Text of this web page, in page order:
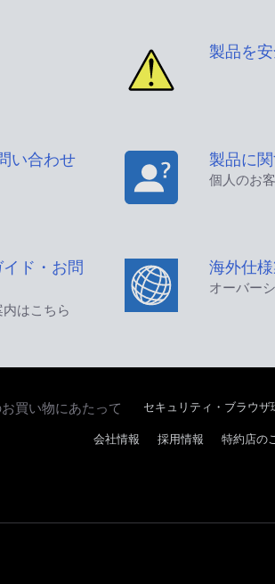
製品を
い合わせ 製品に
個人のお
ド・お問
はこちら
海外仕
オーバー
買い物にあたって セキュリティ・ブラウザ
会社情報 採用情報 特約店の